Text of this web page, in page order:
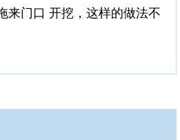
来门口 开挖，这样的做法不